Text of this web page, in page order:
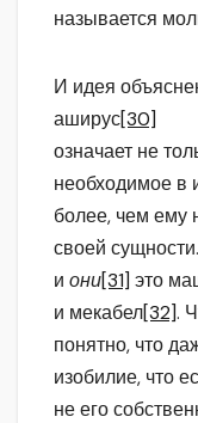
называется
И идея
аширус[30]
означает не
необходимое в
более, чем ему
своей
и они[31] это
и мекабел[32].
понятно, что
изобилие, что
не его